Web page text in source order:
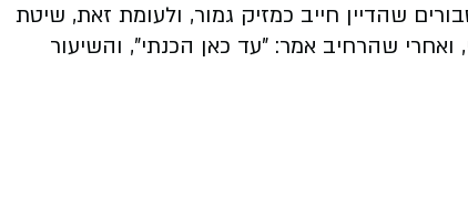
שהדיין חייב כמזיק גמור, ולעומת זאת, שיטת
שהרחיב אמר: "עד כאן הכנתי", והשיעור